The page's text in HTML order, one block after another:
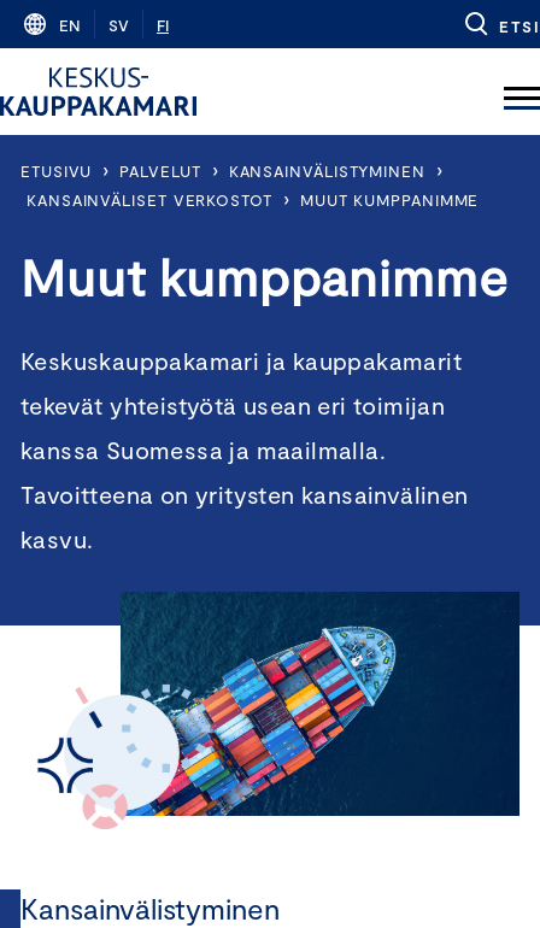
Skip
content
EN SV FI ETSI
ETUSIVU › PALVELUT › KANSAINVÄLISTYMINEN ›
KANSAINVÄLISET VERKOSTOT › MUUT KUMPPANIMME
Muut kumppanimme
Keskuskauppakamari ja kauppakamarit
tekevät yhteistyötä usean eri toimijan
kanssa Suomessa ja maailmalla.
Tavoitteena on yritysten kansainvälinen
kasvu.
Kansainvälistyminen